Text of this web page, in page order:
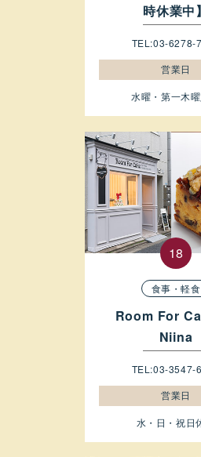
時休業中】
TEL:03-6278-
営業日
水曜・第一木
食事・軽食
Room For
Niina
TEL:03-3547-
営業日
水・日・祝日